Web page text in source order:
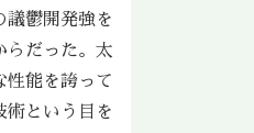
議鬱開発強を
らだった。太
性能を誇って
術という目を